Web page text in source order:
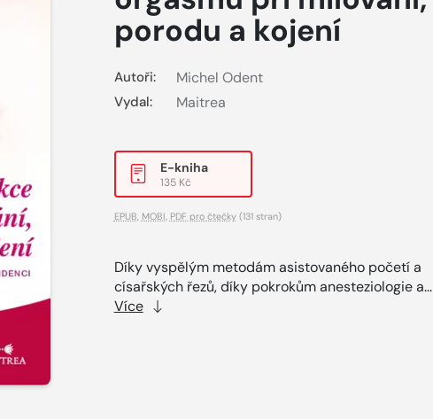
porodu a kojení
Autoři: Michel Odent
Vydal: Maitrea
E-kniha
135 Kč
EPUB MOBI PDF pro čtečky(131 stran)
Díky vyspělým metodám asistovaného početí a
císařských řezů, díky pokrokům anesteziologie a...
Více